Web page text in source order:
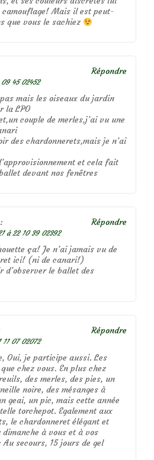
camouflage! Mais il est peut-
que vous le sachiez
45 02452
mais les oiseaux du jardin
la LPO
couple de merles,j’ai vu une
des chardonnerets,mais je n’ai
et cela fait
devant nos fenêtres
Répondre
à 22 10 39 02392
ça! Je n’ai jamais vu de
ici! (ni de canari!)
d’observer le ballet des
Répondre
11 07 02072
Oui, je participe aussi. Les
chez vous. En plus chez
des merles, des pies, un
noire, des mésanges à
geai, un pic, mais cette année
torchepot. Egalement aux
le chardonneret élégant et
dimanche à vous et à vos
Au secours, 15 jours de gel
Répondre